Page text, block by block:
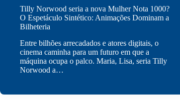
Tilly Norwood seria a nova Mulher Nota 1000?
O Espetáculo Sintético: Animações Dominam a
Bilheteria
Entre bilhões arrecadados e atores digitais, o
cinema caminha para um futuro em que a
máquina ocupa o palco. Maria, Lisa, seria Tilly
Norwood a…